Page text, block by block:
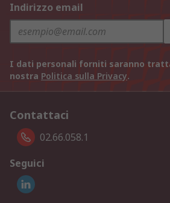
Indirizzo email
I dati personali forniti saranno
nostra Politica sulla Privacy.
Contattaci
02.66.058.1
Seguici